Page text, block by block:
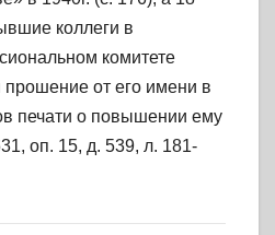
коллеги в
комитете
прошение от его имени в
печати о повышении ему
оп. 15, д. 539, л. 181-